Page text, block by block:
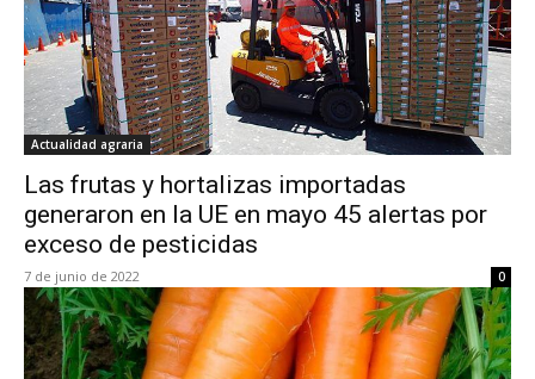
Actualidad agraria
Las frutas y hortalizas importadas
generaron en la UE en mayo 45 alertas por
exceso de pesticidas
7 de junio de 2022 0